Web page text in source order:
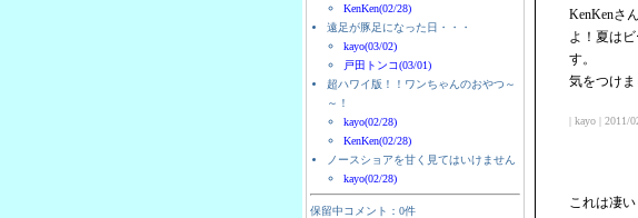
KenKen(02/28)
遠足が豚足になった日・・・
kayo(03/02)
戸田トンコ(03/01)
超ハワイ版！！ワンちゃんのおやつ～
～！
kayo(02/28)
KenKen(02/28)
ノースショアを甘く見てはいけません
kayo(02/28)
保留中コメント：0件
KenKenさ
よ！夏は
す。
気をつけま
| kayo | 2011/
これは凄い